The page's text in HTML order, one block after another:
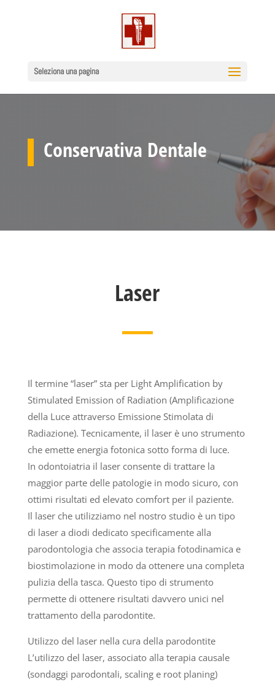
Seleziona una pagina
Conservativa Dentale
Laser
Il termine “laser” sta per Light Amplification by
Stimulated Emission of Radiation (Amplificazione
della Luce attraverso Emissione Stimolata di
Radiazione). Tecnicamente, il laser è uno strumento
che emette energia fotonica sotto forma di luce.
In odontoiatria il laser consente di trattare la
maggior parte delle patologie in modo sicuro, con
ottimi risultati ed elevato comfort per il paziente.
Il laser che utilizziamo nel nostro studio è un tipo
di laser a diodi dedicato specificamente alla
parodontologia che associa terapia fotodinamica e
biostimolazione in modo da ottenere una completa
pulizia della tasca. Questo tipo di strumento
permette di ottenere risultati davvero unici nel
trattamento della parodontite.
Utilizzo del laser nella cura della parodontite
L’utilizzo del laser, associato alla terapia causale
(sondaggi parodontali, scaling e root planing)